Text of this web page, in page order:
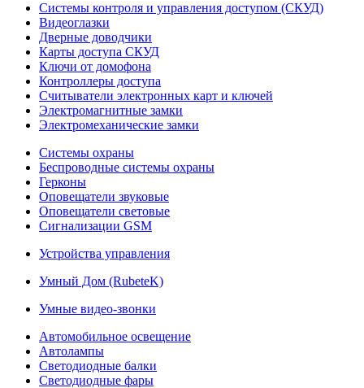
Системы контроля и управления доступом (СКУД)
Видеоглазки
Дверные доводчики
Карты доступа СКУД
Ключи от домофона
Контроллеры доступа
Считыватели электронных карт и ключей
Электромагнитные замки
Электромеханические замки
Системы охраны
Беспроводные системы охраны
Герконы
Оповещатели звуковые
Оповещатели световые
Сигнализации GSM
Устройства управления
Умный Дом (RubeteK)
Умные видео-звонки
Автомобильное освещение
Автолампы
Светодиодные балки
Светодиодные фары